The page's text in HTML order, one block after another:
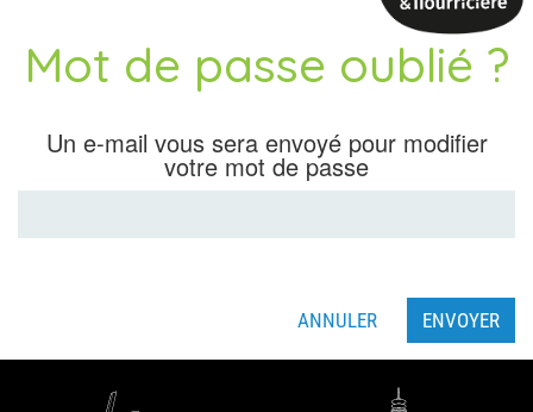
Mot de passe oublié ?
Un e-mail vous sera envoyé pour modifier
votre mot de passe
ENVOYER
ANNULER